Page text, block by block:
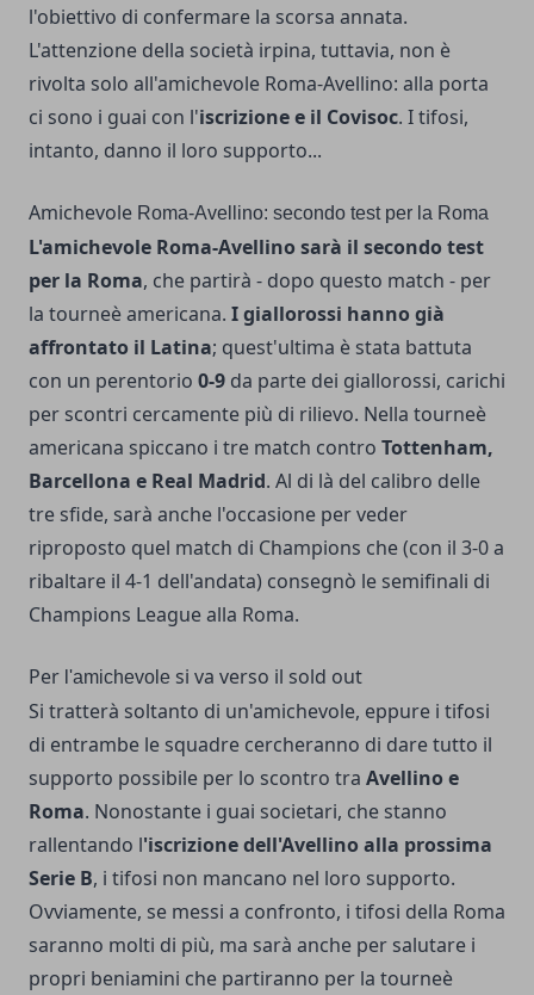
l'obiettivo di confermare la scorsa annata.
L'attenzione della società irpina, tuttavia, non è
rivolta solo all'amichevole Roma-Avellino: alla porta
ci sono i guai con l'iscrizione e il Covisoc. I tifosi,
intanto, danno il loro supporto...
Amichevole Roma-Avellino: secondo test per la Roma
L'amichevole Roma-Avellino sarà il secondo test
per la Roma, che partirà - dopo questo match - per
la tourneè americana. I giallorossi hanno già
affrontato il Latina; quest'ultima è stata battuta
con un perentorio 0-9 da parte dei giallorossi, carichi
per scontri cercamente più di rilievo. Nella tourneè
americana spiccano i tre match contro Tottenham,
Barcellona e Real Madrid. Al di là del calibro delle
tre sfide, sarà anche l'occasione per veder
riproposto quel match di Champions che (con il 3-0 a
ribaltare il 4-1 dell'andata) consegnò le semifinali di
Champions League alla Roma.
Per l'amichevole si va verso il sold out
Si tratterà soltanto di un'amichevole, eppure i tifosi
di entrambe le squadre cercheranno di dare tutto il
supporto possibile per lo scontro tra Avellino e
Roma. Nonostante i guai societari, che stanno
rallentando l'iscrizione dell'Avellino alla prossima
Serie B, i tifosi non mancano nel loro supporto.
Ovviamente, se messi a confronto, i tifosi della Roma
saranno molti di più, ma sarà anche per salutare i
propri beniamini che partiranno per la tourneè